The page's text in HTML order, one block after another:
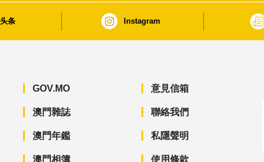
条 Instagram
GOV.MO
澳門雜誌
澳門年鑑
澳門相簿
意見信箱
聯絡我們
私隱聲明
使用條款